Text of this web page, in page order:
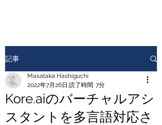
記事
Kore.aiのバーチャルアシ
スタントを多言語対応さ
Masataka Hashiguchi
2022年7月26日 読了時間: 7分